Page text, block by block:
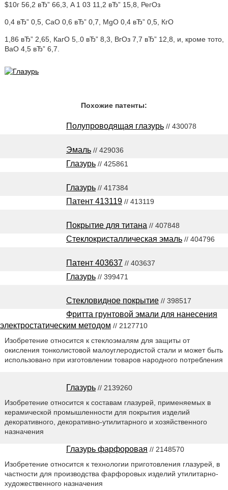
$10г 56,2 вЂ” 66,3, A 1 03 11,2 вЂ” 15,8, РегОз
0,4 вЂ” 0,5, СаО 0,6 вЂ” 0,7, MgO 0,4 вЂ” 0,5, КгО
1,86 вЂ” 2,65, КагО 5,.0 вЂ” 8,3, ВгОз 7,7 вЂ” 12,8, и, кроме тото,
ВаО 4,5 вЂ” 6,7.
Похожие патенты:
Полупроводящая глазурь // 430078
Эмаль // 429036
Глазурь // 425861
Глазурь // 417384
Патент 413119 // 413119
Покрытие для титана // 407848
Стеклокристаллическая эмаль // 404796
Патент 403637 // 403637
Глазурь // 399471
Стекловидное покрытие // 398517
Фритта грунтовой эмали для нанесения
электростатическим методом // 2127710
Изобретение относится к стеклоэмалям для защиты от
окисления тонколистовой малоуглеродистой стали и может быть
использовано при изготовлении товаров народного потребления
Глазурь // 2139260
Изобретение относится к составам глазурей, применяемых в
керамической промышленности для покрытия изделий
декоративного, декоративно-утилитарного и хозяйственного
назначения
Глазурь фарфоровая // 2148570
Изобретение относится к технологии приготовления глазурей, в
частности для производства фарфоровых изделий утилитарно-
художественного назначения